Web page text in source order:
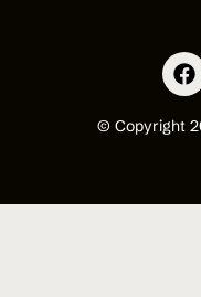
© Copyright